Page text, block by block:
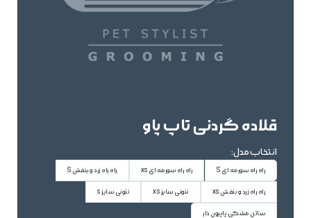
قلاده گردنی تاپ پاو
انتخاب مدل:
راه راه سورمه ای S راه راه سورمه ای xs راه راه زرد و بنفش S
راه راه زرد و بنفش xs نئونی سایز xs نئونی سایز s
ساتن مشکی پاپیون دار